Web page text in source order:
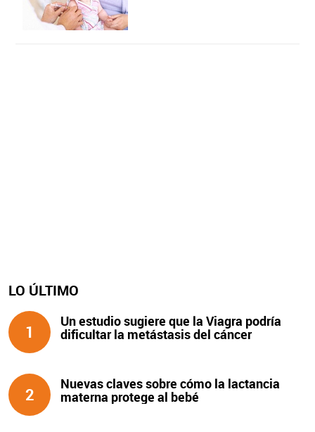
LO ÚLTIMO
1
Un estudio sugiere que la Viagra podría
dificultar la metástasis del cáncer
2
Nuevas claves sobre cómo la lactancia
materna protege al bebé